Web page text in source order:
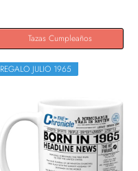
Tazas Cumpleaños
REGALO JULIO 1965